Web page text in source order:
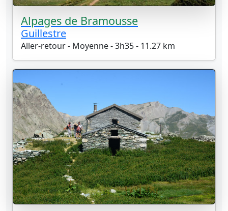
Alpages de Bramousse
Guillestre
Aller-retour - Moyenne - 3h35 - 11.27 km